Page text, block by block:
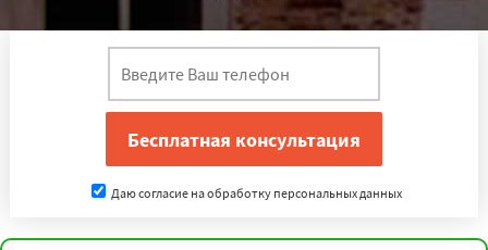
Даю согласие на обработку персональных данных